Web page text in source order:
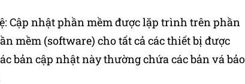
Cập nhật phần mềm được lặp trình trên phần
mềm (software) cho tất cả các thiết bị được
bản cập nhật này thường chứa các bản vá bảo